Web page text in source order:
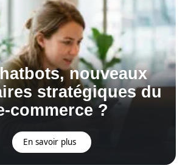
nouveaux
stratégiques du
commerce ?
En savoir plus